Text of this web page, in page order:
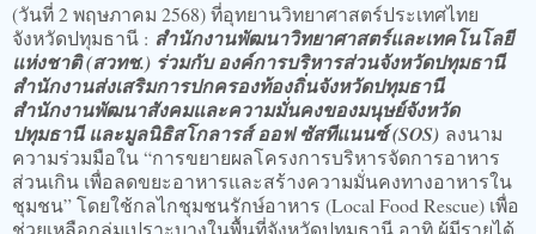
(วันที่ 2 พฤษภาคม 2568) ที่อุทยานวิทยาศาสตร์ประเทศไทย
จังหวัดปทุมธานี : สำนักงานพัฒนาวิทยาศาสตร์และเทคโนโลยี
แห่งชาติ (สวทช.) ร่วมกับ องค์การบริหารส่วนจังหวัดปทุมธานี
สำนักงานส่งเสริมการปกครองท้องถิ่นจังหวัดปทุมธานี
สำนักงานพัฒนาสังคมและความมั่นคงของมนุษย์จังหวัด
ปทุมธานี และมูลนิธิสโกลารส์ ออฟ ซัสทีแนนซ์ (SOS) ลงนาม
ความร่วมมือใน “การขยายผลโครงการบริหารจัดการอาหาร
ส่วนเกิน เพื่อลดขยะอาหารและสร้างความมั่นคงทางอาหารใน
ชุมชน” โดยใช้กลไกชุมชนรักษ์อาหาร (Local Food Rescue) เพื่อ
ช่วยเหลือกลุ่มเปราะบางในพื้นที่จังหวัดปทุมธานี อาทิ ผู้มีรายได้